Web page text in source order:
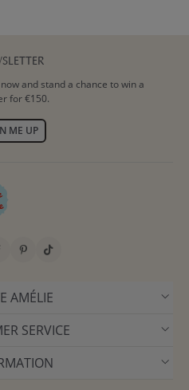
and stand a chance to win a
for €150.
ME UP
AMÉLIE
SERVICE